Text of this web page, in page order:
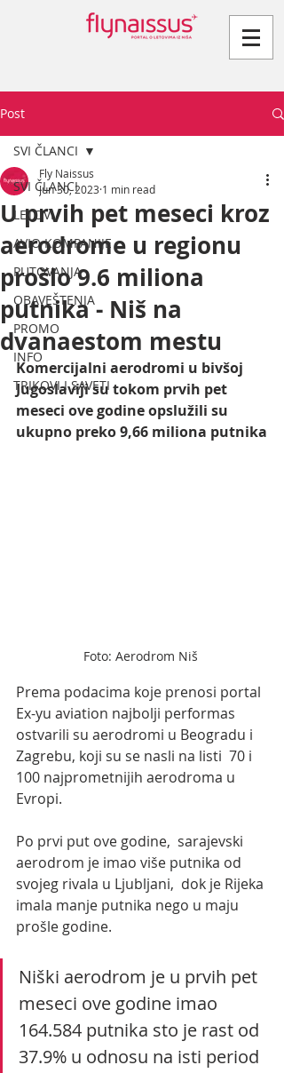
Post
SVI ČLANCI
LETOVI
AVIO KOMPANIJE
PUTOVANJA
OBAVEŠTENJA
PROMO
INFO
TRIKOVI I SAVETI
SVI ČLANCI
U prvih pet meseci kroz
aerodrome u regionu
prošlo 9.6 miliona
putnika - Niš na
dvanaestom mestu
Fly Naissus
Jun 30, 2023 1 min read
Komercijalni aerodromi u bivšoj
Jugoslaviji su tokom prvih pet
meseci ove godine opslužili su
ukupno preko 9,66 miliona putnika
Foto: Aerodrom Niš
Prema podacima koje prenosi portal
Ex-yu aviation najbolji performas
ostvarili su aerodromi u Beogradu i
Zagrebu, koji su se nasli na listi  70 i
100 najprometnijih aerodroma u
Evropi.
Po prvi put ove godine,  sarajevski
aerodrom je imao više putnika od
svojeg rivala u Ljubljani,  dok je Rijeka
imala manje putnika nego u maju
prošle godine.
Niški aerodrom je u prvih pet
meseci ove godine imao
164.584 putnika sto je rast od
37.9% u odnosu na isti period